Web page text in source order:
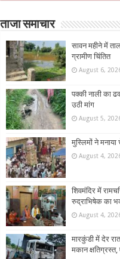
ताजा समाचार
सावन महीने में
ग्रामीण चिंतित
August 6,
पक्की नाली का
उठी मांग
August 5,
मुस्लिमों ने मनाया
August 4,
शिवमंदिर में
रुद्राभिषेक का
August 4,
मारकुंडी में देर
मकान